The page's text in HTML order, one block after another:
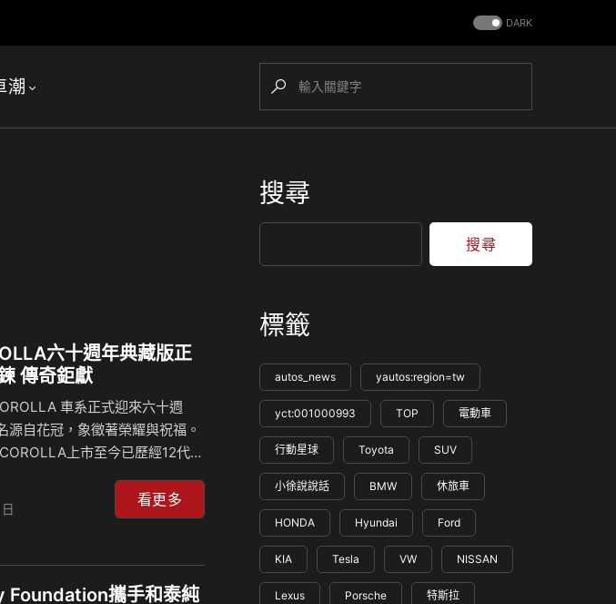
DARK
潮
六十週年典藏版正
傳奇鉅獻
車系正式迎來六十週
源自花冠，象徵著榮耀與祝福。
上市至今已歷經12代車
單一車系的歷史地位，這不僅是
錄，更是5,000萬位車主及家庭
、歷經12代車型的演進，以及各
為地球上最暢銷的車系，在世界
看更多
攜手和泰純
搜尋
搜尋
標籤
autos_news yautos:region=tw
yct:001000993 TOP 電動車
行動星球 Toyota SUV
小徐說說話 BMW 休旅車
HONDA Hyundai Ford
KIA Tesla VW NISSAN
Lexus Porsche 特斯拉